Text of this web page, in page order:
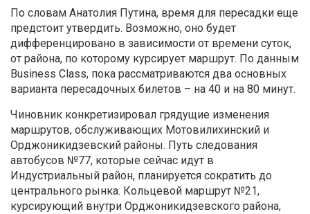
По словам Анатолия Путина, время для пересадки еще
предстоит утвердить. Возможно, оно будет
дифференцировано в зависимости от времени суток,
от района, по которому курсирует маршрут. По данным
Business Class, пока рассматриваются два основных
варианта пересадочных билетов – на 40 и на 80 минут.
Чиновник конкретизировал грядущие изменения
маршрутов, обслуживающих Мотовилихинский и
Орджоникидзевский районы. Путь следования
автобусов №77, которые сейчас идут в
Индустриальный район, планируется сократить до
центрального рынка. Кольцевой маршрут №21,
курсирующий внутри Орджоникидзевского района,